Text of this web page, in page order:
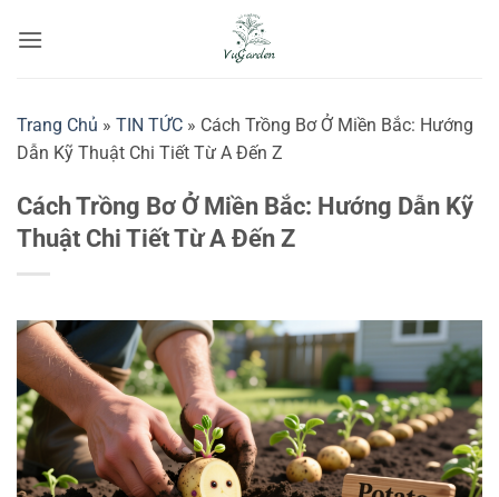
qua
Trang Chủ » TIN TỨC » Cách Trồng Bơ Ở Miền Bắc: Hướng
Dẫn Kỹ Thuật Chi Tiết Từ A Đến Z
Cách Trồng Bơ Ở Miền Bắc: Hướng Dẫn Kỹ
Thuật Chi Tiết Từ A Đến Z